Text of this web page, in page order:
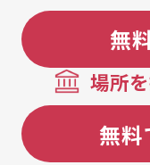
無
場所
無